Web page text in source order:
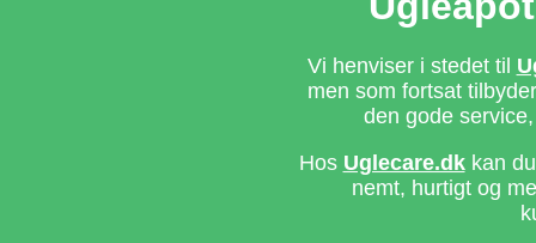
Vi henviser i stedet til
men som fortsat
den gode
Hos Uglecare.dkkan du
nemt, hurtigt og